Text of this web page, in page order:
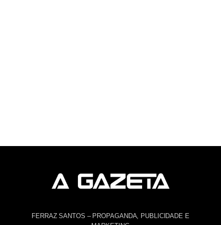
FERRAZ SANTOS – PROPAGANDA, PUBLICIDADE E